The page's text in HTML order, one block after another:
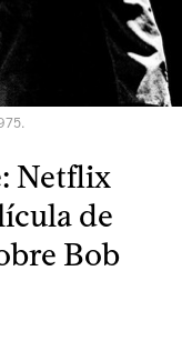
Netflix
de
Bob